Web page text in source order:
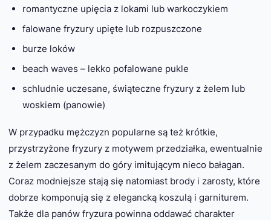
romantyczne upięcia z lokami lub warkoczykiem
falowane fryzury upięte lub rozpuszczone
burze loków
beach waves – lekko pofalowane pukle
schludnie uczesane, świąteczne fryzury z żelem lub
woskiem (panowie)
W przypadku mężczyzn popularne są też krótkie,
przystrzyżone fryzury z motywem przedziałka, ewentualnie
z żelem zaczesanym do góry imitującym nieco bałagan.
Coraz modniejsze stają się natomiast brody i zarosty, które
dobrze komponują się z elegancką koszulą i garniturem.
Także dla panów fryzura powinna oddawać charakter